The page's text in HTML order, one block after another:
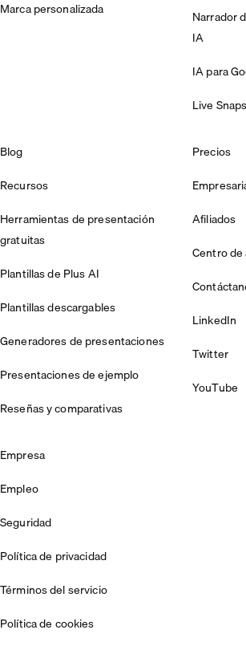
Marca personalizada
Narrador
IA
IA para
Live
Blog
Recursos
Herramientas de presentación
gratuitas
Plantillas de Plus AI
Plantillas descargables
Generadores de presentaciones
Presentaciones de ejemplo
Reseñas y comparativas
Precios
Afiliados
Centro de
LinkedIn
Twitter
YouTube
Empresa
Empleo
Seguridad
Política de privacidad
Términos del servicio
Política de cookies